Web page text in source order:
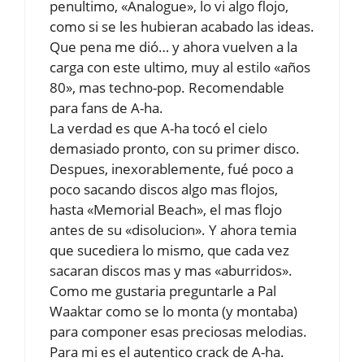
penultimo, «Analogue», lo vi algo flojo,
como si se les hubieran acabado las ideas.
Que pena me dió… y ahora vuelven a la
carga con este ultimo, muy al estilo «años
80», mas techno-pop. Recomendable
para fans de A-ha.
La verdad es que A-ha tocó el cielo
demasiado pronto, con su primer disco.
Despues, inexorablemente, fué poco a
poco sacando discos algo mas flojos,
hasta «Memorial Beach», el mas flojo
antes de su «disolucion». Y ahora temia
que sucediera lo mismo, que cada vez
sacaran discos mas y mas «aburridos».
Como me gustaria preguntarle a Pal
Waaktar como se lo monta (y montaba)
para componer esas preciosas melodias.
Para mi es el autentico crack de A-ha.